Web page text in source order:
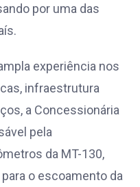
por uma das
experiência nos
infraestrutura
a Concessionária
pela
da MT-130,
o escoamento da